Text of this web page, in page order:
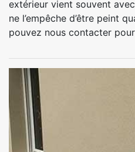
extérieur vient souvent
ne l’empêche d’être peint
pouvez nous contacter